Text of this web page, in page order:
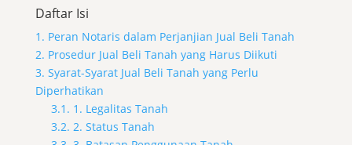
Daftar Isi
1. Peran Notaris dalam Perjanjian Jual Beli Tanah
2. Prosedur Jual Beli Tanah yang Harus Diikuti
3. Syarat-Syarat Jual Beli Tanah yang Perlu
Diperhatikan
3.1. 1. Legalitas Tanah
3.2. 2. Status Tanah